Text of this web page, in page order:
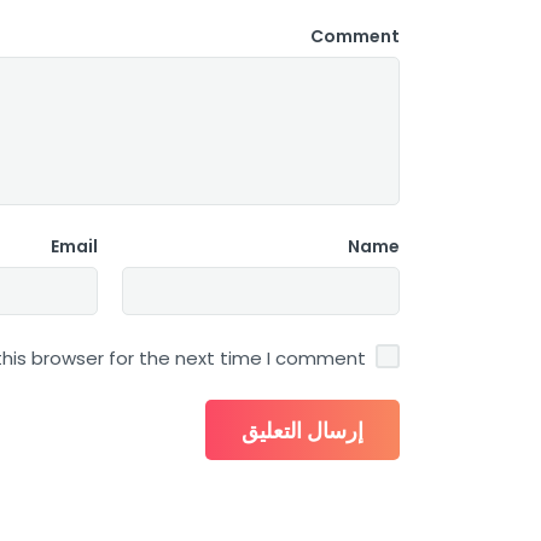
Comment
Name
Email
browser for the next time I comment.